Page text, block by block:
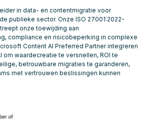
in data- en contentmigratie voor
publieke sector. Onze ISO 27001:2022-
onze toewijding aan
compliance en risicobeperking in complexe
Content AI Preferred Partner integreren
om waardecreatie te versnellen, ROI te
betrouwbare migraties te garanderen,
met vertrouwen beslissingen kunnen